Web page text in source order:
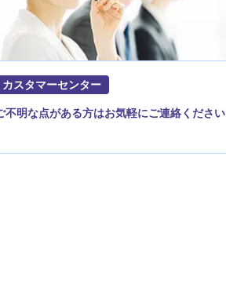
カスタマーセンター
不明な点がある方はお気軽にご連絡ください